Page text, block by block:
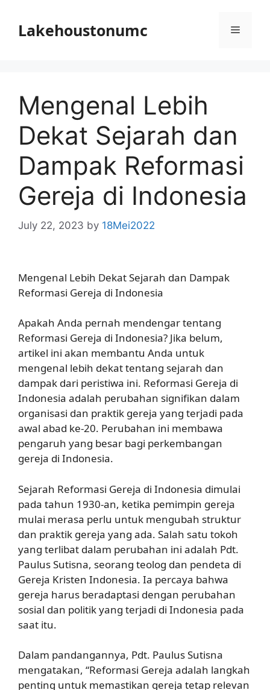
contentLakehoustonumc Menu
Mengenal Lebih
Dekat Sejarah dan
Dampak Reformasi
Gereja di Indonesia
July 22, 2023 by 18Mei2022
Mengenal Lebih Dekat Sejarah dan Dampak
Reformasi Gereja di Indonesia
Apakah Anda pernah mendengar tentang
Reformasi Gereja di Indonesia? Jika belum,
artikel ini akan membantu Anda untuk
mengenal lebih dekat tentang sejarah dan
dampak dari peristiwa ini. Reformasi Gereja di
Indonesia adalah perubahan signifikan dalam
organisasi dan praktik gereja yang terjadi pada
awal abad ke-20. Perubahan ini membawa
pengaruh yang besar bagi perkembangan
gereja di Indonesia.
Sejarah Reformasi Gereja di Indonesia dimulai
pada tahun 1930-an, ketika pemimpin gereja
mulai merasa perlu untuk mengubah struktur
dan praktik gereja yang ada. Salah satu tokoh
yang terlibat dalam perubahan ini adalah Pdt.
Paulus Sutisna, seorang teolog dan pendeta di
Gereja Kristen Indonesia. Ia percaya bahwa
gereja harus beradaptasi dengan perubahan
sosial dan politik yang terjadi di Indonesia pada
saat itu.
Dalam pandangannya, Pdt. Paulus Sutisna
mengatakan, “Reformasi Gereja adalah langkah
penting untuk memastikan gereja tetap relevan